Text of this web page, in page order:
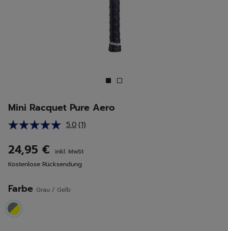
Mini Racquet Pure Aero
5.0 Bewertung
auf
derselben
Seite.
(1)
24,95 €
inkl. MwSt
Kostenlose Rücksendung
Farbe Grau / Gelb
selected